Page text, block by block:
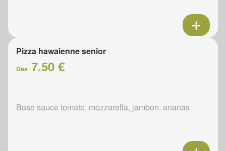
Pizza hawaienne senior
Dès 7.50 €
Base sauce tomate, mozzarella, jambon, ananas